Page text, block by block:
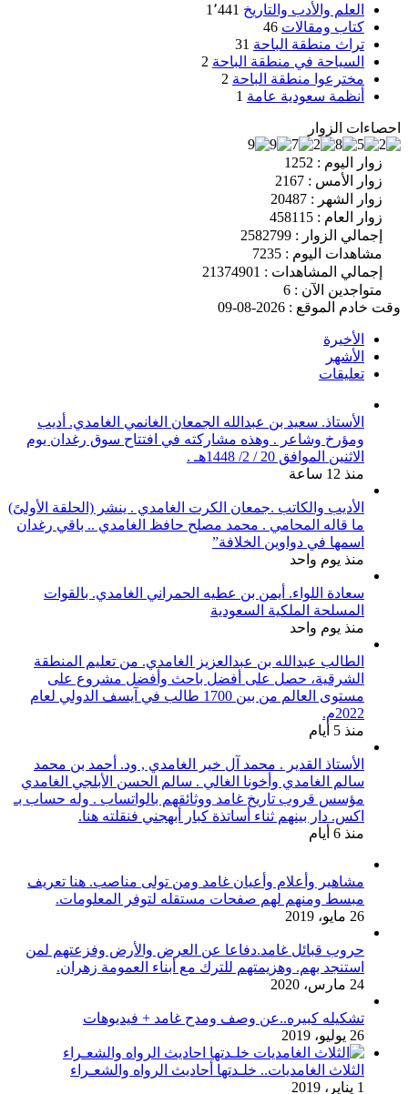
العلم والأدب والتاريخ 1٬441
كتاب ومقالات 46
تراث منطقة الباحة 31
السياحة في منطقة الباحة 2
مخترعوا منطقة الباحة 2
أنظمة سعودية عامة 1
احصاءات الزوار
زوار اليوم : 1252
زوار الأمس : 2167
زوار الشهر : 20487
زوار العام : 458115
إجمالي الزوار : 2582799
مشاهدات اليوم : 7235
إجمالي المشاهدات : 21374901
متواجدين الآن : 6
وقت خادم الموقع : 2026-08-09
الأخيرة
الأشهر
تعليقات
الأستاذ. سعيد بن عبدالله الجمعان الغانمي الغامدي. أديب
ومؤرخ وشاعر . وهذه مشاركته في افتتاح سوق رغدان يوم
الاثنين الموافق 20 / 2/ 1448هـ .
منذ 12 ساعة
الأديب والكاتب .جمعان الكرت الغامدي . ينشر (الحلقة الأولىً)
ما قاله المحامي . محمد مصلح حافظ الغامدي .. باقي رغدان
اسمها في دواوين الخلافة”
منذ يوم واحد
سعادة اللواء. أيمن بن عطيه الحمراني الغامدي. بالقوات
المسلحة الملكية السعودية
منذ يوم واحد
الطالب عبدالله بن عبدالعزيز الغامدي. من تعليم المنطقة
الشرقية، حصل على أفضل باحث وأفضل مشروع على
مستوى العالم من بين 1700 طالب في آيسف الدولي لعام
2022م.
منذ 5 أيام
الأستاذ القدير . محمد آل خير الغامدي , ود. أحمد بن محمد
سالم الغامدي وأخونا الغالي . سالم الحسن الأبلجي الغامدي
مؤسس قروب تاريخ غامد ووثائقهم بالواتساب . وله حساب بـ
اكس. دار بينهم ثناء أساتذة كبار أبهجني فنقلته هنا.
منذ 6 أيام
مشاهير وأعلام وأعيان غامد ومن تولى مناصب. هنا تعريف
مبسط ومنهم لهم صفحات مستقله لتوفر المعلومات.
26 مايو، 2019
حروب قبائل غامد.دفاعا عن العرض والأرض وفزعتهم لمن
استنجد بهم. وهزيمتهم للترك مع أبناء العمومة زهران.
24 مارس، 2020
تشكيله كبيره..عن وصف ومدح غامد + فيديوهات
26 يوليو، 2019
الثلاث الغامديات.. خلـدتها أحاديث الرواه والشعـراء
1 يناير، 2019